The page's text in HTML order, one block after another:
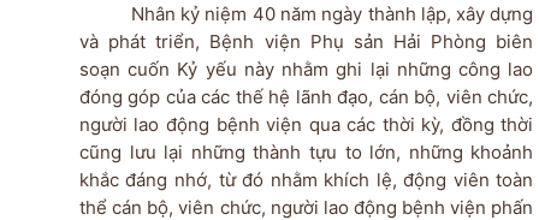
Nhân kỷ niệm 40 năm ngày thành lập, xây dựng
và phát triển, Bệnh viện Phụ sản Hải Phòng biên
soạn cuốn Kỷ yếu này nhằm ghi lại những công lao
đóng góp của các thế hệ lãnh đạo, cán bộ, viên chức,
người lao động bệnh viện qua các thời kỳ, đồng thời
cũng lưu lại những thành tựu to lớn, những khoảnh
khắc đáng nhớ, từ đó nhằm khích lệ, động viên toàn
thể cán bộ, viên chức, người lao động bệnh viện phấn